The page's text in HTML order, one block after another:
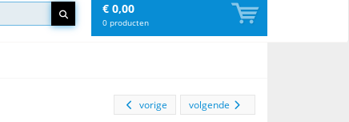
€ 0,00
0 producten
volgende
vorige